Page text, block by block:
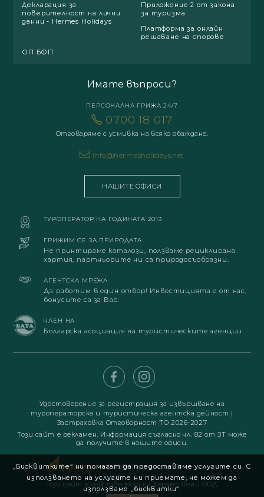
Декларация за
поверителност на лични
данни - Hermes Holidays
Приложение 2 от закона
за туризма
Платформа за онлайн
решаване на спорове
ОП БФП
Имате въпроси?
ПЕРСОНАЛНА ГРИЖА 24/7
0700 18 017
Отговаряме с усмивка на всяко обаждане.
info@hermesholidays.net
НАШИТЕ ОФИСИ
ТУРОПЕРАТОР НА ГОДИНАТА 2013
ГРИЖИМ СЕ ЗА ПРИРОДАТА
Не принтираме каталози, ползваме рециклирана
хартия, партньорите ни са природосъобразни.
АГЕНТСКА МРЕЖА
Да работим в един отбор! Инвестицията е от нас,
бонусите са за Вас.
ЧЛЕН НА
Българска асоциация на туристическите агенции
Удостоверение за регистрация за извършване на
туроператорска и туристическа агентска дейност |
Застраховка Отговорност ТО 2026-2027
Този сайт е рекламен. Информация съгласно чл. 82 от ЗТ може
да получите в нашите офиси.
© 2019. Всички права запазени
Този сайт е собственост на Хермес Флай ООД.
„Бисквитките“ ни помагат да предоставяме услугите си. С
използването на услугите ни приемате, че можем да
използваме „бисквитки“.